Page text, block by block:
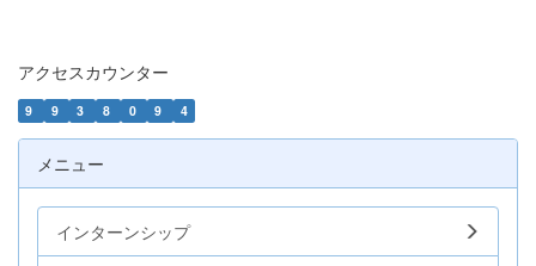
アクセスカウンター
9 9 3 8 0 9 4
メニュー
インターンシップ